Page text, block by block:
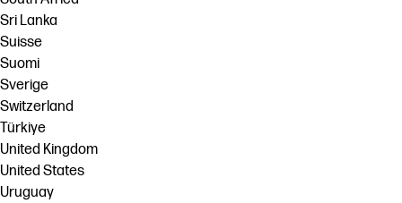
Sri Lanka
Suisse
Suomi
Sverige
Switzerland
Türkiye
United Kingdom
United States
Uruguay